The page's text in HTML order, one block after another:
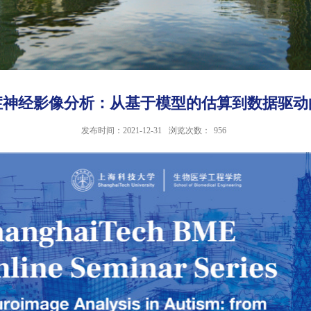
经影像分析：从基于模型的估算到数据驱
发布时间：2021-12-31 浏览次数： 956